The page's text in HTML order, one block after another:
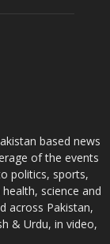
based news
of the events
politics, sports,
science and
across Pakistan,
& Urdu, in video,